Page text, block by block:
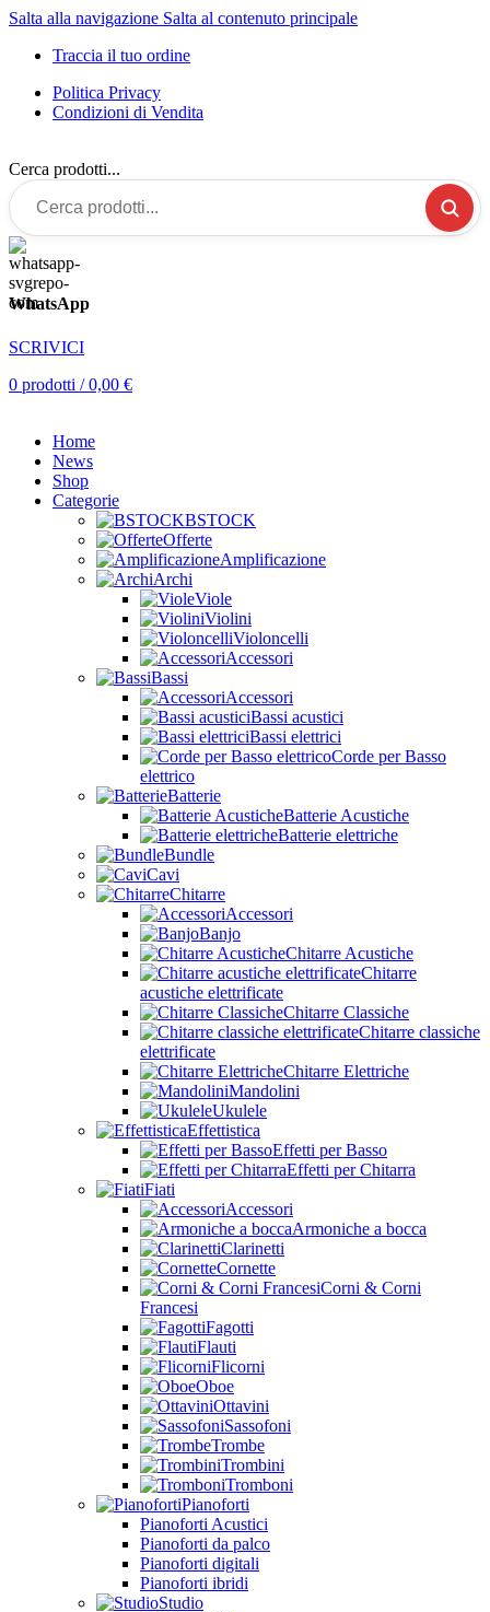
Salta alla navigazione Salta al contenuto principale
Traccia il tuo ordine
Politica Privacy
Condizioni di Vendita
Cerca prodotti...
WhatsApp
SCRIVICI
0 prodotti / 0,00 €
Home
News
Shop
Categorie
BSTOCK
Offerte
Amplificazione
Archi
Viole
Violini
Violoncelli
Accessori
Bassi
Accessori
Bassi acustici
Bassi elettrici
Corde per Basso
elettrico
Batterie
Batterie Acustiche
Batterie elettriche
Bundle
Cavi
Chitarre
Accessori
Banjo
Chitarre Acustiche
Chitarre
acustiche elettrificate
Chitarre Classiche
Chitarre classiche
elettrificate
Chitarre Elettriche
Mandolini
Ukulele
Effettistica
Effetti per Basso
Effetti per Chitarra
Fiati
Accessori
Armoniche a bocca
Clarinetti
Cornette
Corni & Corni
Francesi
Fagotti
Flauti
Flicorni
Oboe
Ottavini
Sassofoni
Trombe
Trombini
Tromboni
Pianoforti
Pianoforti Acustici
Pianoforti da palco
Pianoforti digitali
Pianoforti ibridi
Studio